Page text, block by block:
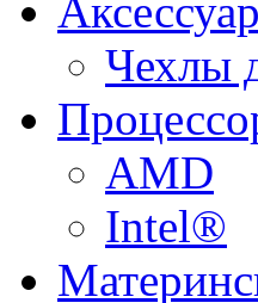
Чехлы
AMD
Intel®